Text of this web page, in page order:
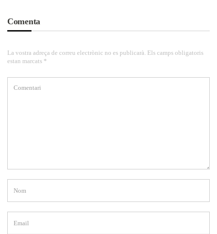
Comenta
La vostra adreça de correu electrònic no es publicarà. Els camps obligatoris
estan marcats *